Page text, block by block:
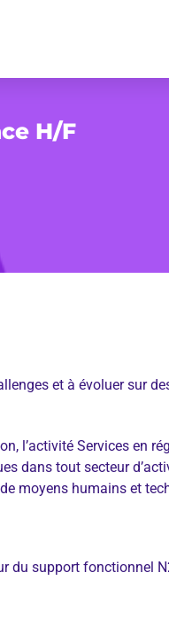
H/F
et à évoluer sur
l’activité Services en
dans tout secteur
moyens humains et
du support fonctionnel